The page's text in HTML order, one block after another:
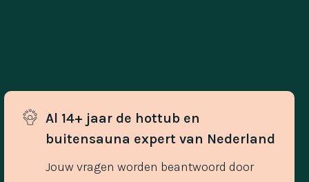
Al 14+ jaar de hottub en
buitensauna expert van Nederland
Jouw vragen worden beantwoord door